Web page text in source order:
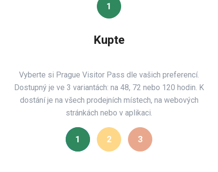
1
Kupte
Vyberte si Prague Visitor Pass dle vašich preferencí.
Dostupný je ve 3 variantách: na 48, 72 nebo 120 hodin. K
dostání je na všech prodejních místech, na webových
stránkách nebo v aplikaci.
1 2 3